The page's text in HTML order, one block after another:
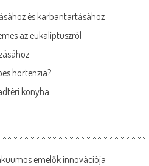
és karbantartásához
az eukaliptuszról
hortenzia?
konyha
emelők innovációja